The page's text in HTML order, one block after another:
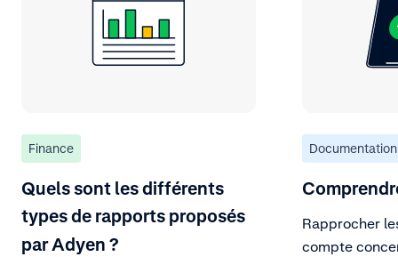
Finance
Quels sont les différents
types de rapports proposés
par Adyen ?
Documentation
Rapprocher
compte